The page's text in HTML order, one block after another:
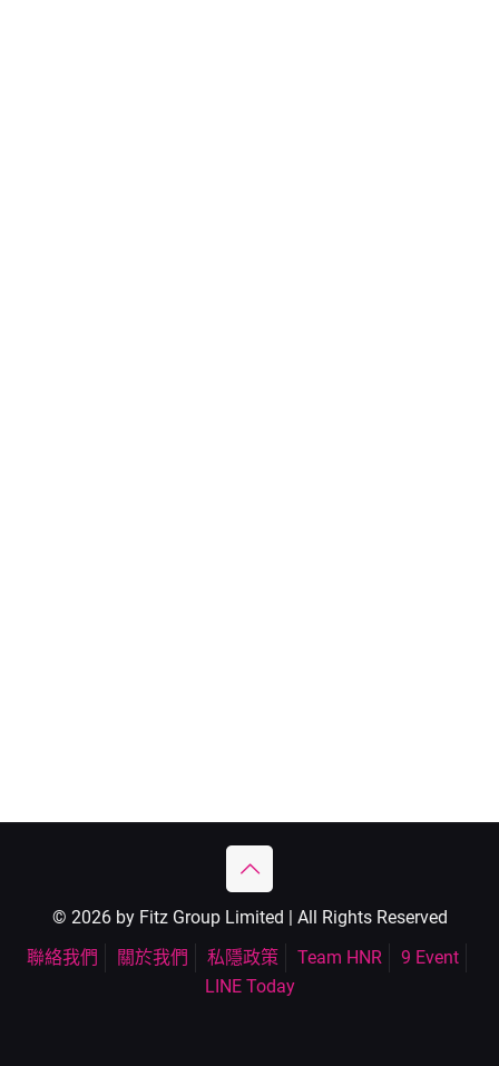
© 2026 by Fitz Group Limited | All Rights Reserved
聯絡我們
關於我們 私隱政策 Team HNR
9 Event
LINE Today